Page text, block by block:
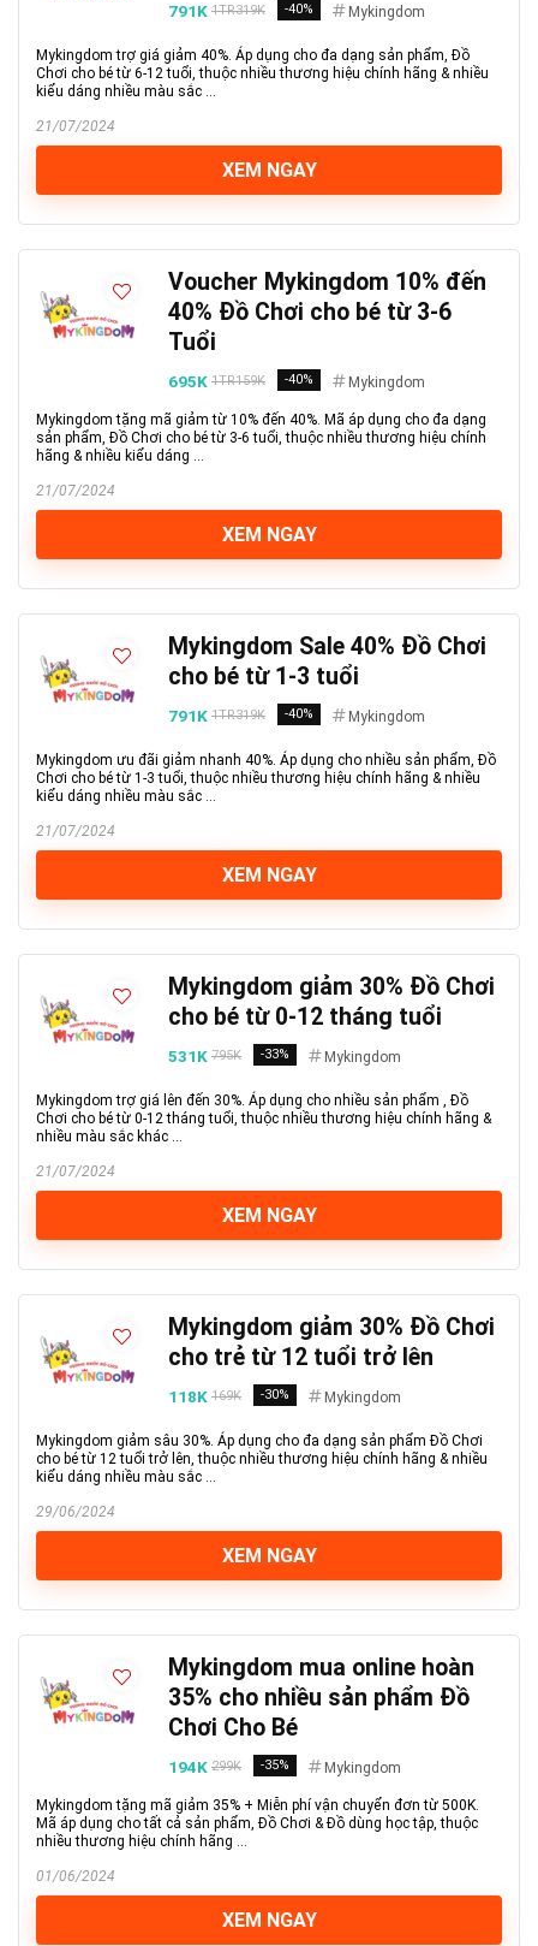
791K 1TR319K -40% Mykingdom
Mykingdom trợ giá giảm 40%. Áp dụng cho đa dạng sản phẩm, Đồ
Chơi cho bé từ 6-12 tuổi, thuộc nhiều thương hiệu chính hãng & nhiều
kiểu dáng nhiều màu sắc ...
21/07/2024
XEM NGAY
Voucher Mykingdom 10% đến
40% Đồ Chơi cho bé từ 3-6
Tuổi
695K 1TR159K -40% Mykingdom
Mykingdom tặng mã giảm từ 10% đến 40%. Mã áp dụng cho đa dạng
sản phẩm, Đồ Chơi cho bé từ 3-6 tuổi, thuộc nhiều thương hiệu chính
hãng & nhiều kiểu dáng ...
21/07/2024
XEM NGAY
Mykingdom Sale 40% Đồ Chơi
cho bé từ 1-3 tuổi
791K 1TR319K -40% Mykingdom
Mykingdom ưu đãi giảm nhanh 40%. Áp dụng cho nhiều sản phẩm, Đồ
Chơi cho bé từ 1-3 tuổi, thuộc nhiều thương hiệu chính hãng & nhiều
kiểu dáng nhiều màu sắc ...
21/07/2024
XEM NGAY
Mykingdom giảm 30% Đồ Chơi
cho bé từ 0-12 tháng tuổi
531K 795K -33% Mykingdom
Mykingdom trợ giá lên đến 30%. Áp dụng cho nhiều sản phẩm , Đồ
Chơi cho bé từ 0-12 tháng tuổi, thuộc nhiều thương hiệu chính hãng &
nhiều màu sắc khác ...
21/07/2024
XEM NGAY
Mykingdom giảm 30% Đồ Chơi
cho trẻ từ 12 tuổi trở lên
118K 169K -30% Mykingdom
Mykingdom giảm sâu 30%. Áp dụng cho đa dạng sản phẩm Đồ Chơi
cho bé từ 12 tuổi trở lên, thuộc nhiều thương hiệu chính hãng & nhiều
kiểu dáng nhiều màu sắc ...
29/06/2024
XEM NGAY
Mykingdom mua online hoàn
35% cho nhiều sản phẩm Đồ
Chơi Cho Bé
194K 299K -35% Mykingdom
Mykingdom tặng mã giảm 35% + Miễn phí vận chuyển đơn từ 500K.
Mã áp dụng cho tất cả sản phẩm, Đồ Chơi & Đồ dùng học tập, thuộc
nhiều thương hiệu chính hãng ...
01/06/2024
XEM NGAY